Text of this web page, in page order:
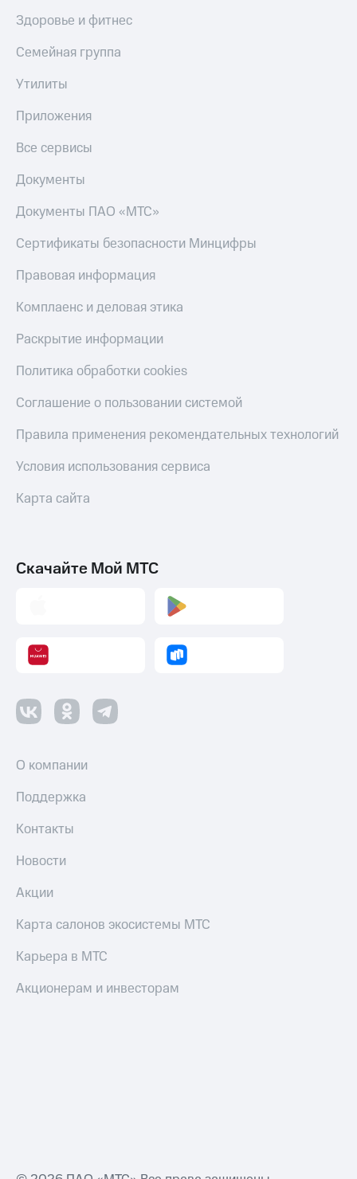
Здоровье и фитнес
Семейная группа
Утилиты
Приложения
Все сервисы
Документы
Документы ПАО «МТС»
Сертификаты безопасности Минцифры
Правовая информация
Комплаенс и деловая этика
Раскрытие информации
Политика обработки cookies
Соглашение о пользовании системой
Правила применения рекомендательных технологий
Условия использования сервиса
Карта сайта
Скачайте Мой МТС
О компании
Поддержка
Контакты
Новости
Акции
Карта салонов экосистемы МТС
Карьера в МТС
Акционерам и инвесторам